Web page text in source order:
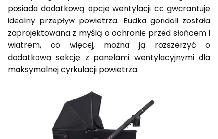
posiada dodatkową opcje wentylacji co gwarantuje
idealny przepływ powietrza. Budka gondoli została
zaprojektowana z myślą o ochronie przed słońcem i
wiatrem, co więcej, można ją rozszerzyć o
dodatkową sekcję z panelami wentylacyjnymi dla
maksymalnej cyrkulacji powietrza.